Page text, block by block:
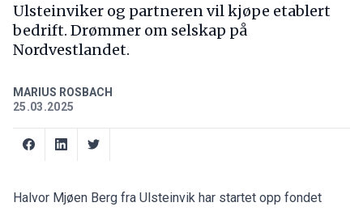
Ulsteinviker og partneren vil kjøpe etablert
bedrift. Drømmer om selskap på
Nordvestlandet.
MARIUS ROSBACH
25.03.2025
Halvor Mjøen Berg fra Ulsteinvik har startet opp fondet